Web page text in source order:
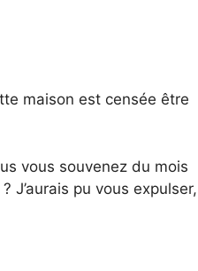
maison est censée être
vous souvenez du mois
J’aurais pu vous expulser,